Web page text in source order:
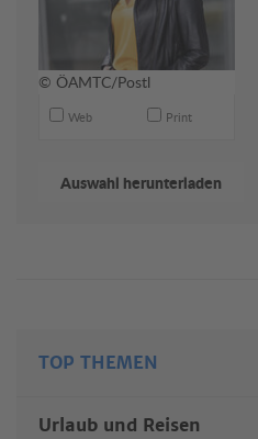
© ÖAMTC/Postl
Web Print
TOP THEMEN
Urlaub und Reisen